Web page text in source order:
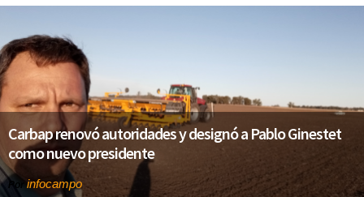
Carbap renovó autoridades y designó a Pablo Ginestet
como nuevo presidente
Por infocampo